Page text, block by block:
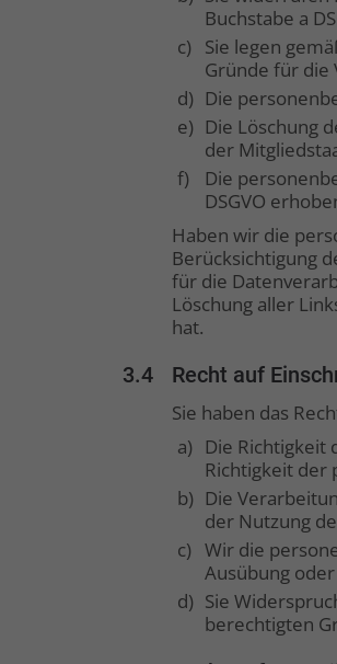
Buchstabe a
c)
Sie legen
Gründe für die
d) Die
e) Die Löschung
der
f)
Die
DSGVO
Haben wir die
Berücksichtigung
für die
Löschung aller
hat.
3.4 Recht auf
Sie haben das
a) Die Richtigkeit
Richtigkeit der
b) Die
der Nutzung
c) Wir die
Ausübung
d) Sie
berechtigten